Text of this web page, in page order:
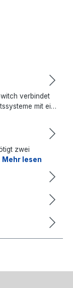
verbindet
mit ei…
zwei
Mehr lesen